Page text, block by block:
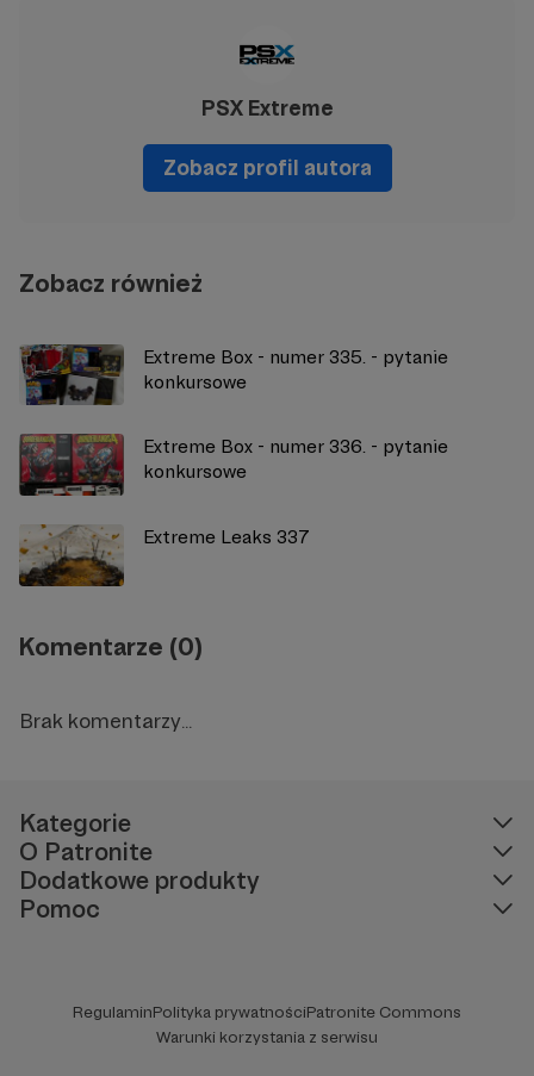
PSX Extreme
Zobacz profil autora
Zobacz również
Extreme Box - numer 335. - pytanie
konkursowe
Extreme Box - numer 336. - pytanie
konkursowe
Extreme Leaks 337
Komentarze (0)
Brak komentarzy...
Kategorie
O Patronite
Dodatkowe produkty
Pomoc
RegulaminPolityka prywatnościPatronite Commons
Warunki korzystania z serwisu